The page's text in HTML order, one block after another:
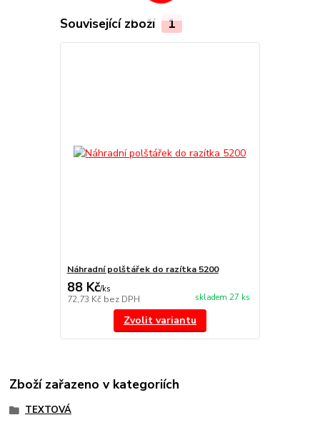
Související zboží 1
Náhradní polštářek do razítka 5200
88 Kč/ks
72,73 Kč bez DPH skladem 27 ks
Zvolit variantu
Zboží zařazeno v kategoriích
TEXTOVÁ